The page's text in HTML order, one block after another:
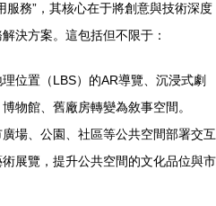
服務”，其核心在于將創意與技術深度
決方案。這包括但不限于：
位置（LBS）的AR導覽、沉浸式劇
物館、舊廠房轉變為敘事空間。
場、公園、社區等公共空間部署交互
展覽，提升公共空間的文化品位與市